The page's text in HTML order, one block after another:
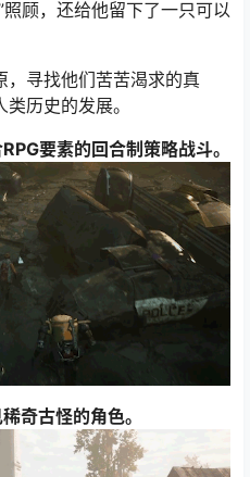
顾，还给他留下了一只可以
，寻找他们苦苦渴求的真
历史的发展。
要素的回合制策略战斗。
奇古怪的角色。